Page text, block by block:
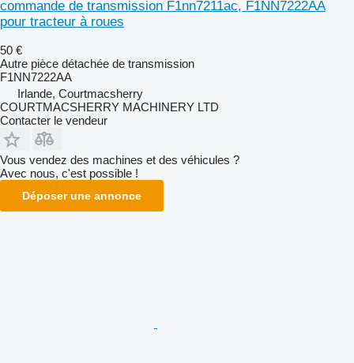
commande de transmission F1nn7211ac, F1NN7222AA
pour tracteur à roues
50 €
Autre pièce détachée de transmission
F1NN7222AA
Irlande, Courtmacsherry
COURTMACSHERRY MACHINERY LTD
Contacter le vendeur
Vous vendez des machines et des véhicules ?
Avec nous, c'est possible !
Déposer une annonce